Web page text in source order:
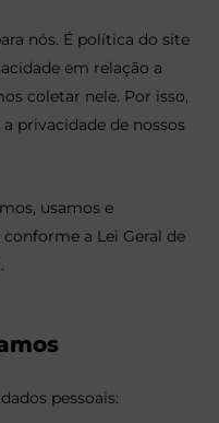
nós. É política do site
em relação a
coletar nele. Por isso,
privacidade de nossos
usamos e
a Lei Geral de
pessoais: